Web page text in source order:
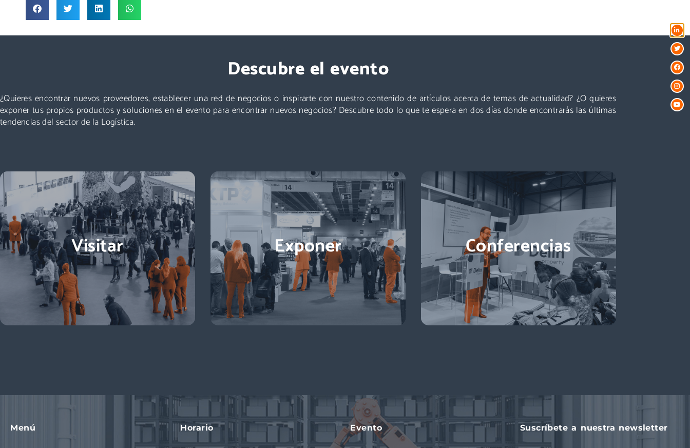
Descubre el evento
¿Quieres encontrar nuevos proveedores, establecer una red de negocios o inspirarte con nuestro contenido de artículos acerca de temas de actualidad? ¿O quieres
exponer tus propios productos y soluciones en el evento para encontrar nuevos negocios? Descubre todo lo que te espera en dos días donde encontrarás las últimas
tendencias del sector de la Logística.
Visitar
Automation, no te quedes fuera. ¡Conoce nuevos
proveedores, descubre todas las áreas y asiste a las
mejores conferencias!
Exponer
Logistics & Automation es la feria líder en España, el
compras: directores de logística, directores de
compras, responsables de e-commerce … + de
11.000 profesionales para impulsar tu negocio.
Conferencias
de actualidad y perspectivas sobre el futuro del
sector que están a la vuelta de la esquina!
Menú Horario Evento Suscríbete a nuestra newsletter